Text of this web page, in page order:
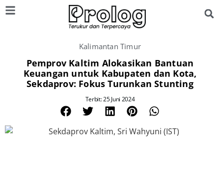
Kalimantan Timur
Pemprov Kaltim Alokasikan Bantuan
Keuangan untuk Kabupaten dan Kota,
Sekdaprov: Fokus Turunkan Stunting
Terbit: 25 Juni 2024